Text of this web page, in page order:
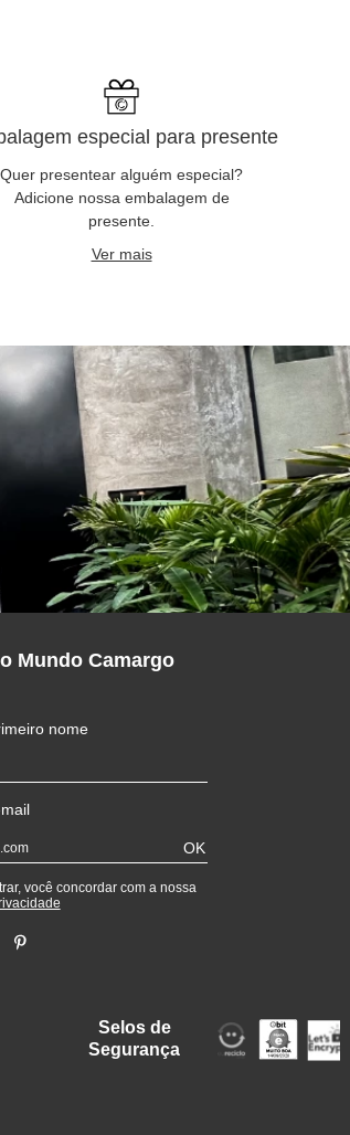
especial para presente
Quer presentear alguém especial?
Adicione nossa embalagem de
presente.
Ver mais
Mundo Camargo
nome
OK
você concordar com a nossa
Selos de
Segurança